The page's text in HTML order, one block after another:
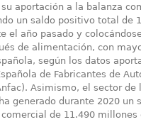
aportación a la balanza
un saldo positivo total de
el año pasado y
de alimentación, con
según los datos
de Fabricantes de
Asimismo, el sector de
generado durante 2020 un
de 11.490 millones